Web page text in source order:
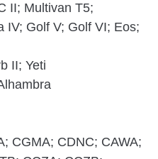
II; Multivan T5;
IV; Golf V; Golf VI; Eos;
II; Yeti
CGMA; CDNC; CAWA;